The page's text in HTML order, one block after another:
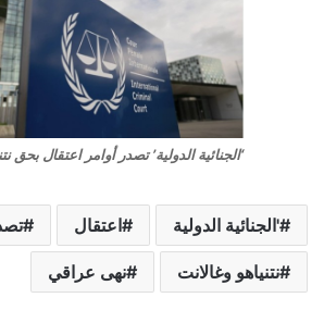
‘الجنائية الدولية’ تصدر أوامر اعتقال بحق
'الجنائية الدولية اعتقال
نتنياهو وغالانت نهى عراقي